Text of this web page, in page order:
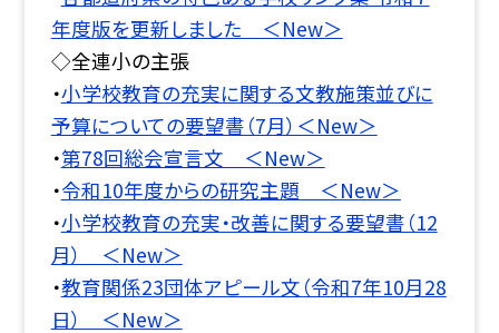
年度版を更新しました ＜New＞
◇全連小の主張
・小学校教育の充実に関する文教施策並びに
予算についての要望書（7月）＜New＞
・第78回総会宣言文 ＜New＞
・令和10年度からの研究主題 ＜New＞
・小学校教育の充実・改善に関する要望書（12
月） ＜New＞
・教育関係23団体アピール文（令和7年10月28
日） ＜New＞